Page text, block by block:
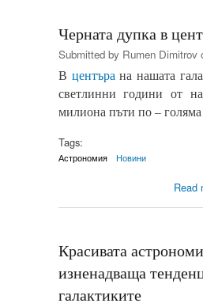
Черната дупка в
Submitted by Rumen Dimitrov
В центърана нашата
светлинни години от
милиона пъти по –
Tags:
Астрономия Новини
Read
Красивата
изненадваща
галактиките